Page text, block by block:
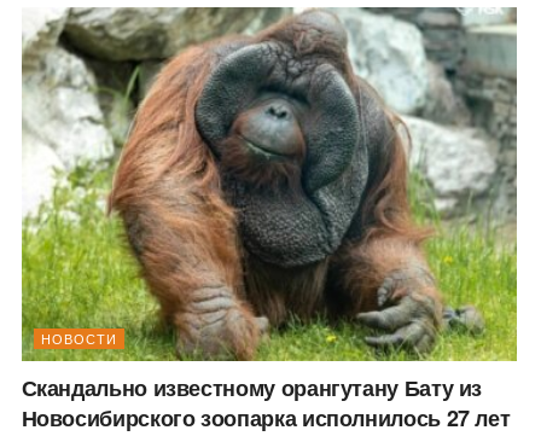
НОВОСТИ
Скандально известному орангутану Бату из
Новосибирского зоопарка исполнилось 27 лет